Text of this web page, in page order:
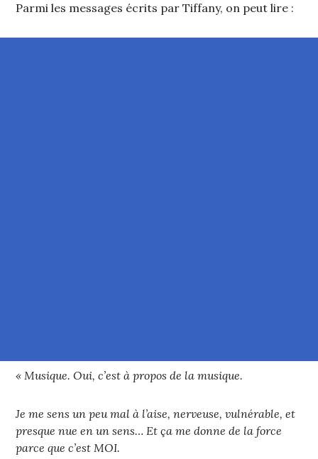
Parmi les messages écrits par Tiffany, on peut lire :
« Musique. Oui, c’est à propos de la musique.
Je me sens un peu mal à l’aise, nerveuse, vulnérable, et
presque nue en un sens… Et ça me donne de la force
parce que c’est MOI.